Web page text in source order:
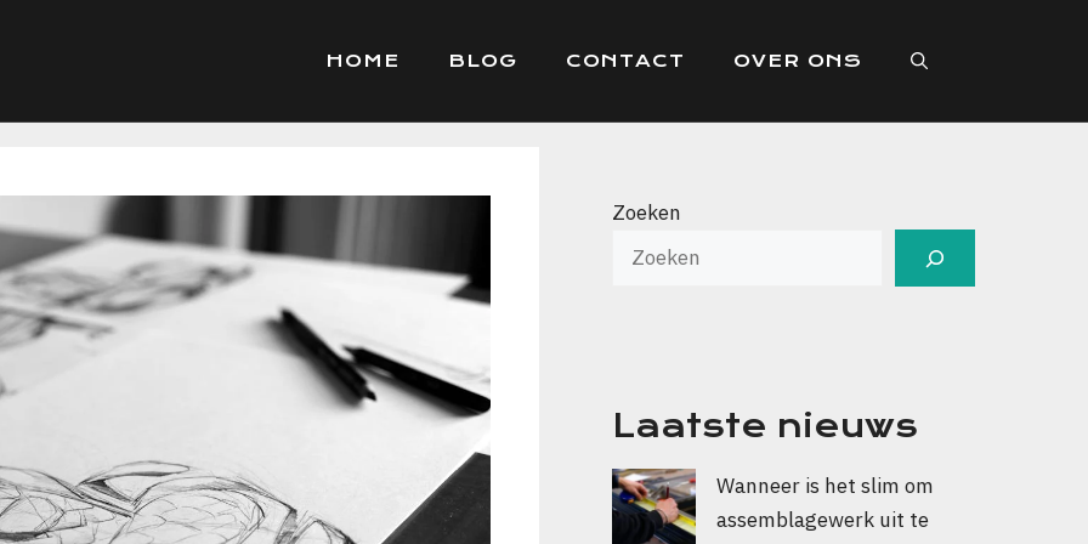
HOME BLOG CONTACT OVER ONS
Zoeken
Laatste nieuws
Wanneer is het slim om
assemblagewerk uit te